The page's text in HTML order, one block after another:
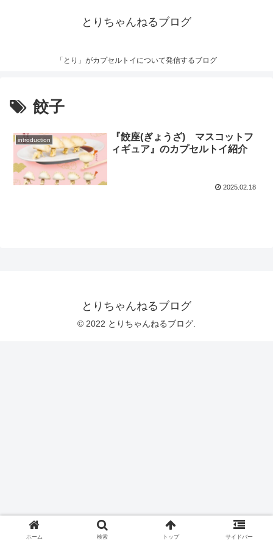
とりちゃんねるブログ
「とり」がカプセルトイについて発信するブログ
餃子
introduction
『餃座(ぎょうざ) マスコットフ
ィギュア』のカプセルトイ紹介
2025.02.18
とりちゃんねるブログ
© 2022 とりちゃんねるブログ.
ホーム 検索 トップ サイドバー